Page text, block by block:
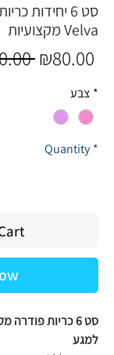
סט 6 יחידות
מקצועיות Velva
Regular
₪80.00
צבע *
Quantity *
סט 6 כריות
למגע